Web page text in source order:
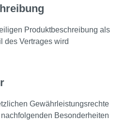
Produktbeschreibung als
des Vertrages wird
Gewährleistungsrechte
Besonderheiten